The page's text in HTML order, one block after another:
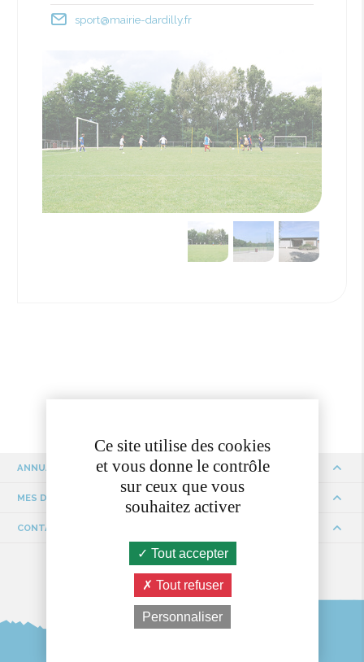
sport@mairie-dardilly.fr
ANNUAIRE
MES DÉMARCHES
CONTACTS ET HORAIRES
Ce site utilise des cookies
et vous donne le contrôle
sur ceux que vous
souhaitez activer
Tout accepter
Tout refuser
Personnaliser